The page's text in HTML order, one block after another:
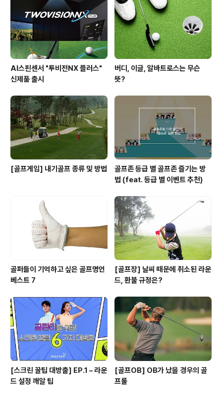
수는 상금왕 2연패라는 타이틀 못지 않게 뛰어난 패션 스
타일을 갖춘 선수로 유명하죠? 위 코디만 보아도 그녀의 패
션 내공을 충분히 짐작..
AI스핀센서 "투비전NX 플러스"
신제품 출시
버디, 이글, 알바트로스는 무슨
뜻?
[골프게임] 내기골프 종류 및 방법
골프존 등급 별 골프존 즐기는 방
법 (feat. 등급 별 이벤트 추천)
골퍼들이 기억하고 싶은 골프명언
베스트 7
[골프장] 날씨 때문에 취소된 라운
드, 환불 규정은?
[스크린 꿀팁 대방출] EP.1 – 라운
드 설정 깨알 팁
[골프OB] OB가 났을 경우의 골
프룰